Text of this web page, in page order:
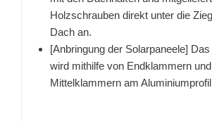
Holzschrauben direkt unter die
Dach an.
[Anbringung der Solarpaneele]
wird mithilfe von Endklammern und
Mittelklammern am